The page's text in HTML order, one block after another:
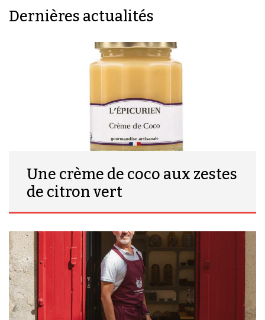
Dernières actualités
Une crème de coco aux zestes
de citron vert